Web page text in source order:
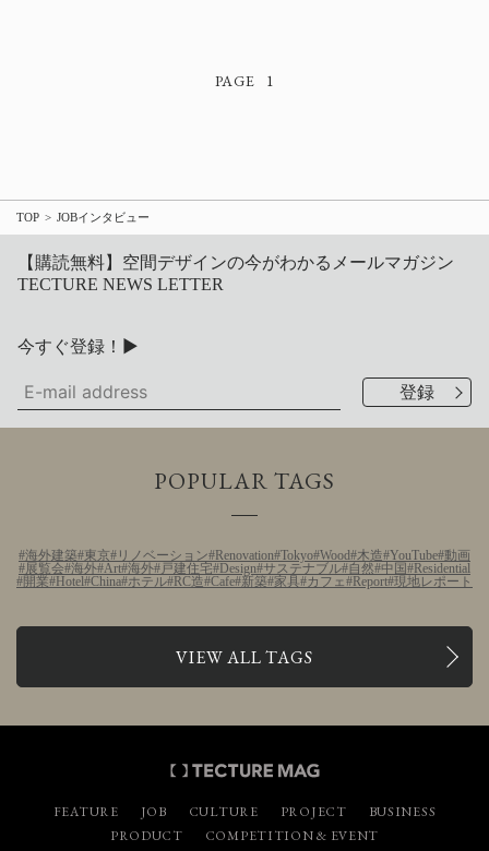
1
TOP JOBインタビュー
【購読無料】空間デザインの今がわかるメールマガジン
TECTURE NEWS LETTER
今すぐ登録！▶
POPULAR TAGS
海外建築 東京 リノベーション Renovation Tokyo Wood 木造 YouTube 動画
展覧会 海外 Art 海外 戸建住宅 Design サステナブル 自然 中国
Residential
開業
Hotel China ホテル RC造 Cafe 新築 家具 カフェ Report 現地レポート
VIEW ALL TAGS
FEATURE JOB CULTURE PROJECT
BUSINESS
PRODUCT
COMPETITION & EVENT